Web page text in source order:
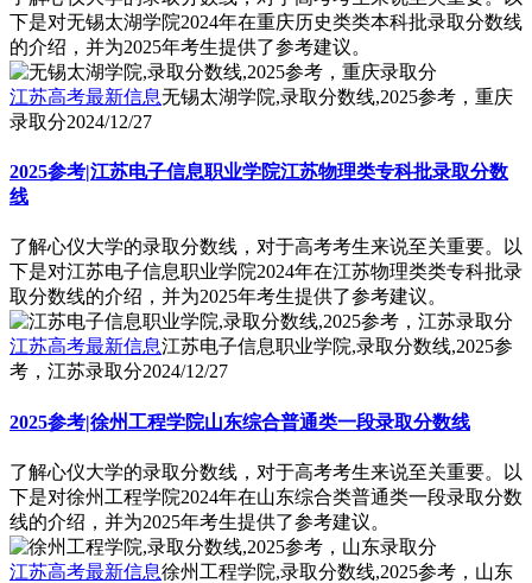
下是对无锡太湖学院2024年在重庆历史类类本科批录取分数线
的介绍，并为2025年考生提供了参考建议。
江苏高考最新信息无锡太湖学院,录取分数线,2025参考，重庆
录取分2024/12/27
2025参考|江苏电子信息职业学院江苏物理类专科批录取分数
线
了解心仪大学的录取分数线，对于高考考生来说至关重要。以
下是对江苏电子信息职业学院2024年在江苏物理类类专科批录
取分数线的介绍，并为2025年考生提供了参考建议。
江苏高考最新信息江苏电子信息职业学院,录取分数线,2025参
考，江苏录取分2024/12/27
2025参考|徐州工程学院山东综合普通类一段录取分数线
了解心仪大学的录取分数线，对于高考考生来说至关重要。以
下是对徐州工程学院2024年在山东综合类普通类一段录取分数
线的介绍，并为2025年考生提供了参考建议。
江苏高考最新信息徐州工程学院,录取分数线,2025参考，山东